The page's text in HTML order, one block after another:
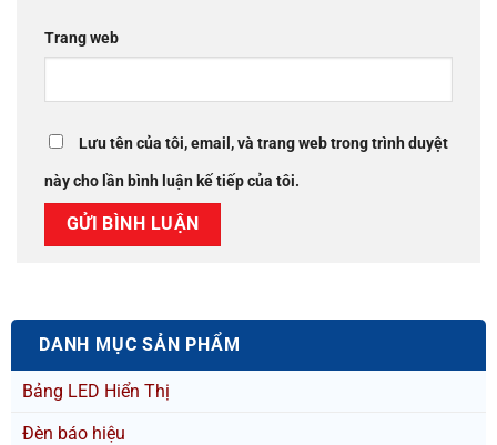
Trang web
Lưu tên của tôi, email, và trang web trong trình duyệt
này cho lần bình luận kế tiếp của tôi.
DANH MỤC SẢN PHẨM
Bảng LED Hiển Thị
Đèn báo hiệu